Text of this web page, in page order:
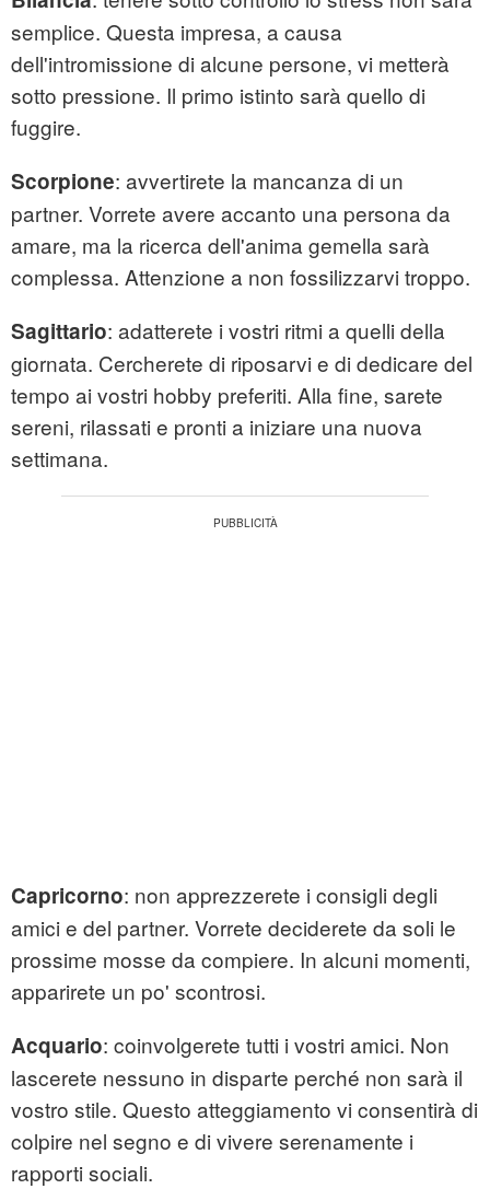
semplice. Questa impresa, a causa
dell'intromissione di alcune persone, vi metterà
sotto pressione. Il primo istinto sarà quello di
fuggire.
Scorpione: avvertirete la mancanza di un
partner. Vorrete avere accanto una persona da
amare, ma la ricerca dell'anima gemella sarà
complessa. Attenzione a non fossilizzarvi troppo.
Sagittario: adatterete i vostri ritmi a quelli della
giornata. Cercherete di riposarvi e di dedicare del
tempo ai vostri hobby preferiti. Alla fine, sarete
sereni, rilassati e pronti a iniziare una nuova
settimana.
Capricorno: non apprezzerete i consigli degli
amici e del partner. Vorrete deciderete da soli le
prossime mosse da compiere. In alcuni momenti,
apparirete un po' scontrosi.
Acquario: coinvolgerete tutti i vostri amici. Non
lascerete nessuno in disparte perché non sarà il
vostro stile. Questo atteggiamento vi consentirà di
colpire nel segno e di vivere serenamente i
rapporti sociali.